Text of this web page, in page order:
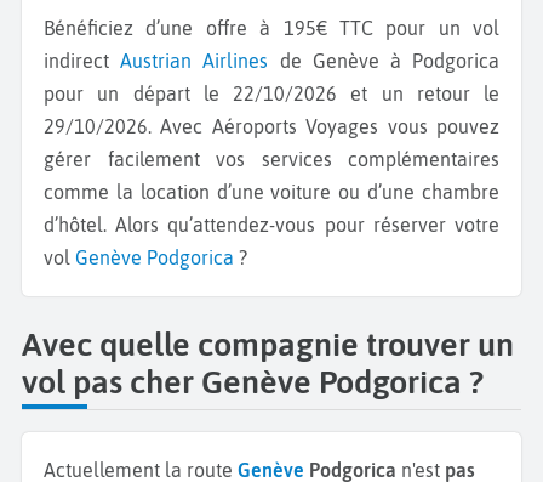
Bénéficiez d’une offre à 195€ TTC pour un vol
indirectAustrian Airlines de Genève à Podgorica
pour un départ le 22/10/2026 et un retour le
29/10/2026. Avec Aéroports Voyages vous pouvez
gérer facilement vos services complémentaires
comme la location d’une voiture ou d’une chambre
d’hôtel. Alors qu’attendez-vous pour réserver votre
vol Genève Podgorica ?
Avec quelle compagnie trouver un
vol pas cher Genève Podgorica ?
Actuellement la route Genève Podgorica n'est pas